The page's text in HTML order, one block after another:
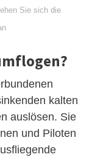
Sie sich die
kalten
auslösen. Sie
und Piloten